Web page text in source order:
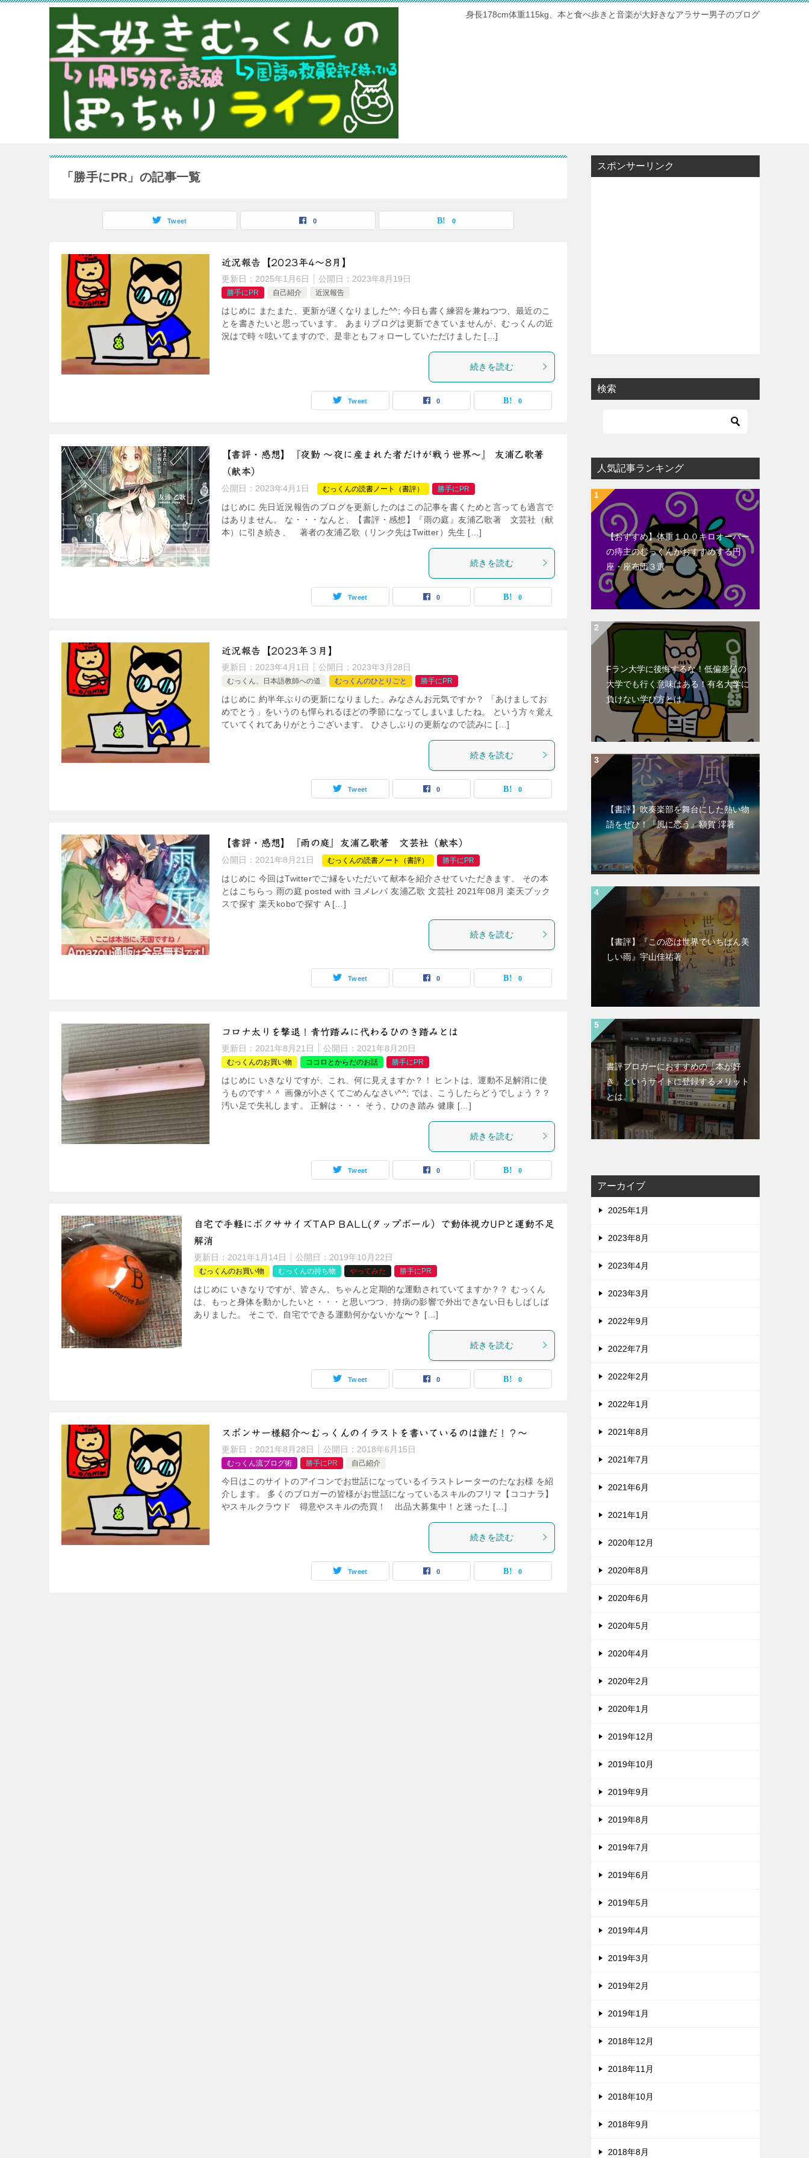
身長178cm体重115kg、本と食べ歩きと音楽が大好きなアラサー男子のブログ
「勝手にPR」の記事一覧
Tweet 0 0
近況報告【2023年4〜8月】
更新日： 2025年1月6日 公開日： 2023年8月19日
勝手にPR 自己紹介 近況報告
はじめに またまた、更新が遅くなりました^^; 今日も書く練習を兼ねつつ、最近のこ
とを書きたいと思っています。 あまりブログは更新できていませんが、むっくんの近
況はで時々呟いてますので、是非ともフォローしていただけました […]
続きを読む
Tweet 0 0
【書評・感想】『夜勤 ～夜に産まれた者だけが戦う世界～』 友浦乙歌著
（献本）
公開日： 2023年4月1日 むっくんの読書ノート（書評） 勝手にPR
はじめに 先日近況報告のブログを更新したのはこの記事を書くためと言っても過言で
はありません。 な・・・なんと、【書評・感想】『雨の庭』友浦乙歌著 文芸社（献
本）に引き続き、 著者の友浦乙歌（リンク先はTwitter）先生 […]
続きを読む
Tweet 0 0
近況報告【2023年３月】
更新日： 2023年4月1日 公開日： 2023年3月28日
むっくん、日本語教師への道 むっくんのひとりごと 勝手にPR
はじめに 約半年ぶりの更新になりました。みなさんお元気ですか？ 「あけましてお
めでとう」をいうのも憚られるほどの季節になってしまいましたね。 という方々覚え
ていてくれてありがとうございます。 ひさしぶりの更新なので読みに […]
続きを読む
Tweet 0 0
【書評・感想】『雨の庭』友浦乙歌著 文芸社（献本）
公開日： 2021年8月21日 むっくんの読書ノート（書評） 勝手にPR
はじめに 今回はTwitterでご縁をいただいて献本を紹介させていただきます。 その本
とはこちらっ 雨の庭 posted with ヨメレバ 友浦乙歌 文芸社 2021年08月 楽天ブック
スで探す 楽天koboで探す A […]
続きを読む
Tweet 0 0
コロナ太りを撃退！青竹踏みに代わるひのき踏みとは
更新日： 2021年8月21日 公開日： 2021年8月20日
むっくんのお買い物 ココロとからだのお話 勝手にPR
はじめに いきなりですが、これ、何に見えますか？！ ヒントは、運動不足解消に使
うものです＾＾ 画像が小さくてごめんなさい^^; では、こうしたらどうでしょう？？
汚い足で失礼します。 正解は・・・ そう、ひのき踏み 健康 […]
続きを読む
Tweet 0 0
自宅で手軽にボクササイズTAP BALL(タップボール）で動体視力UPと運動不足
解消
更新日： 2021年1月14日 公開日： 2019年10月22日
むっくんのお買い物 むっくんの持ち物 やってみた 勝手にPR
はじめに いきなりですが、皆さん、ちゃんと定期的な運動されていてますか？？ むっくん
は、もっと身体を動かしたいと・・・と思いつつ、持病の影響で外出できない日もしばしば
ありました。 そこで、自宅でできる運動何かないかな〜？ […]
続きを読む
Tweet 0 0
スポンサー様紹介〜むっくんのイラストを書いているのは誰だ！？〜
更新日： 2021年8月28日 公開日： 2018年6月15日
むっくん流ブログ術 勝手にPR 自己紹介
今日はこのサイトのアイコンでお世話になっているイラストレーターのたなお様 を紹
介します。 多くのブロガーの皆様がお世話になっているスキルのフリマ【ココナラ】
やスキルクラウド 得意やスキルの売買！ 出品大募集中！と迷った […]
続きを読む
Tweet 0 0
スポンサーリンク
検索
人気記事ランキング
【おすすめ】体重１００キロオーバー
の痔主のむっくんがおすすめする円
座・座布団３選
Fラン大学に後悔するな！低偏差値の
大学でも行く意味はある！有名大学に
負けない学び方とは。
【書評】吹奏楽部を舞台にした熱い物
語をぜひ！『風に恋う』額賀 澪著
【書評】『この恋は世界でいちばん美
しい雨』宇山佳祐著
書評ブロガーにおすすめの「本が好
き」というサイトに登録するメリット
とは。。
アーカイブ
2025年1月
2023年8月
2023年4月
2023年3月
2022年9月
2022年7月
2022年2月
2022年1月
2021年8月
2021年7月
2021年6月
2021年1月
2020年12月
2020年8月
2020年6月
2020年5月
2020年4月
2020年2月
2020年1月
2019年12月
2019年10月
2019年9月
2019年8月
2019年7月
2019年6月
2019年5月
2019年4月
2019年3月
2019年2月
2019年1月
2018年12月
2018年11月
2018年10月
2018年9月
2018年8月